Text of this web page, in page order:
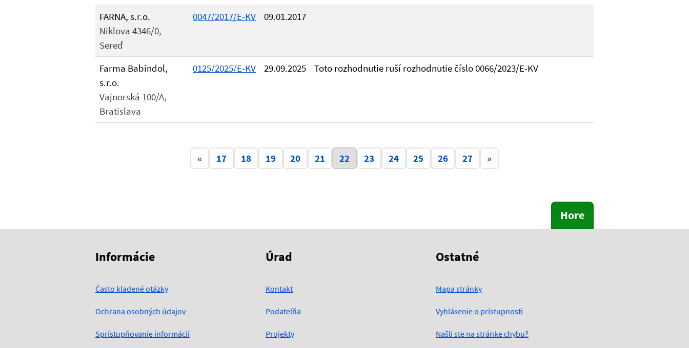
FARNA, s.r.o.
Niklova 4346/0,
Sereď
0047/2017/E-KV 09.01.2017
Farma Babindol,
s.r.o.
Vajnorská 100/A,
Bratislava
0125/2025/E-KV 29.09.2025 Toto rozhodnutie ruší rozhodnutie číslo 0066/2023/E-KV
« 17 18 19 20 21 22Aktuálna stránka 22
23 24 25 26 27 »
Hore
Informácie
Často kladené otázky
Ochrana osobných údajov
Sprístupňovanie informácií
Úrad
Kontakt
Podateľňa
Projekty
Ostatné
Mapa stránky
Vyhlásenie o prístupnosti
Našli ste na stránke chybu?